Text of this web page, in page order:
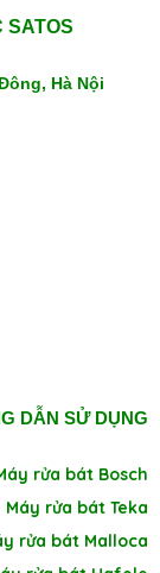
SATOS
Hà Nội
DẪN SỬ DỤNG
rửa bát Bosch
Máy rửa bát Teka
rửa bát Malloca